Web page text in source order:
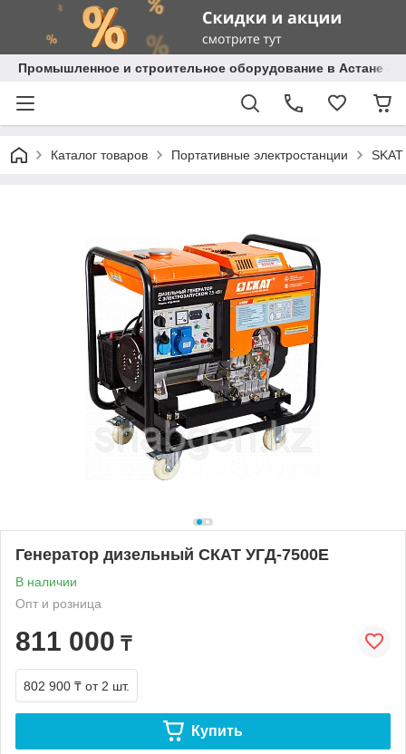
Промышленное и строительное оборудование в Астане с
Каталог товаров Портативные электростанции SKAT
Генератор дизельный СКАТ УГД-7500Е
В наличии
Опт и розница
811 000 ₸
802 900 ₸ от 2 шт.
Купить